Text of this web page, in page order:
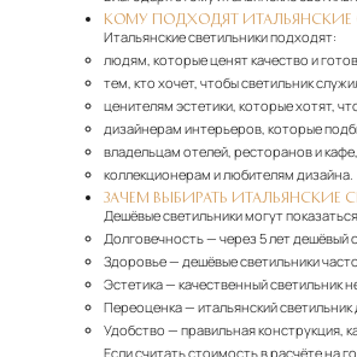
КОМУ ПОДХОДЯТ ИТАЛЬЯНСКИЕ
Итальянские светильники подходят:
людям, которые ценят качество и
тем, кто хочет, чтобы светильник
ценителям эстетики, которые хотят,
дизайнерам интерьеров, которые
владельцам отелей, ресторанов и
коллекционерам и любителям дизайна.
ЗАЧЕМ ВЫБИРАТЬ ИТАЛЬЯНСКИЕ
Дешёвые светильники могут
Долговечность— через 5 лет дешёвый
Здоровье— дешёвые светильники
Эстетика— качественный светильник
Переоценка— итальянский
Удобство — правильная конструкция,
Если считать стоимость в расчёте на